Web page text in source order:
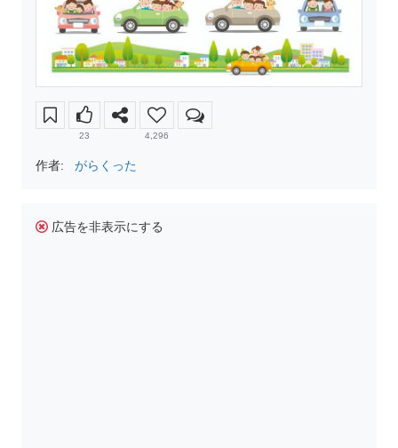
23 4,296
作者: がらくった
広告を非表示にする